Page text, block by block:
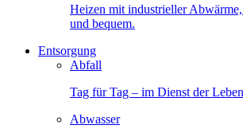
Heizen mit industrieller Abwärme,
und bequem.
Entsorgung
Abfall
Tag für Tag – im Dienst der
Abwasser